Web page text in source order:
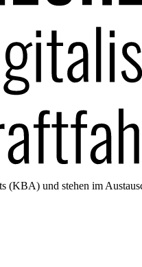
und stehen im